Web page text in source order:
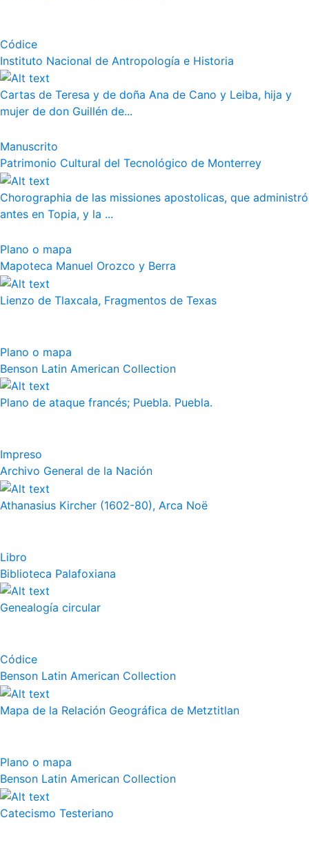
Códice
Instituto Nacional de Antropología e Historia
Cartas de Teresa y de doña Ana de Cano y Leiba, hija y
mujer de don Guillén de...
Manuscrito
Patrimonio Cultural del Tecnológico de Monterrey
Chorographia de las missiones apostolicas, que administró
antes en Topia, y la ...
Plano o mapa
Mapoteca Manuel Orozco y Berra
Lienzo de Tlaxcala, Fragmentos de Texas
Plano o mapa
Benson Latin American Collection
Plano de ataque francés; Puebla. Puebla.
Impreso
Archivo General de la Nación
Athanasius Kircher (1602-80), Arca Noë
Libro
Biblioteca Palafoxiana
Genealogía circular
Códice
Benson Latin American Collection
Mapa de la Relación Geográfica de Metztitlan
Plano o mapa
Benson Latin American Collection
Catecismo Testeriano